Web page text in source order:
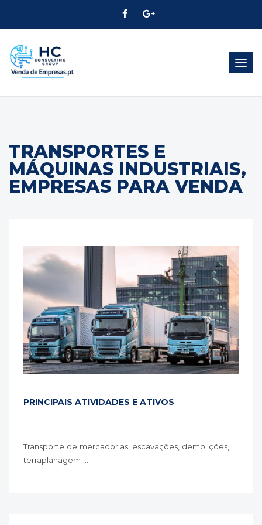
TRANSPORTES E
MÁQUINAS INDUSTRIAIS,
EMPRESAS PARA VENDA
PRINCIPAIS ATIVIDADES E ATIVOS
Transporte de mercadorias, escavações, demolições,
terraplanagem ....